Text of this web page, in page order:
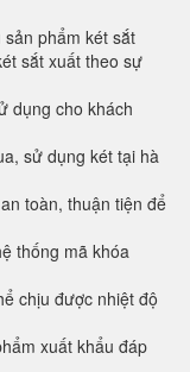
sản phẩm két sắt
sắt xuất theo sự
dụng cho khách
sử dụng két tại hà
toàn, thuận tiện để
thống mã khóa
chịu được nhiệt độ
xuất khẩu đáp